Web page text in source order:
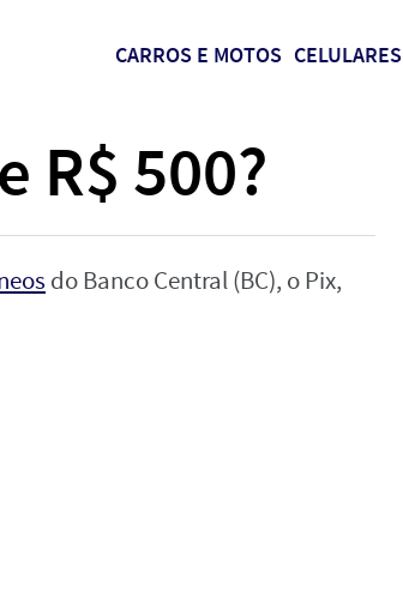
CARROS E MOTOS CELULARES
R$ 500?
do Banco Central (BC), o Pix,